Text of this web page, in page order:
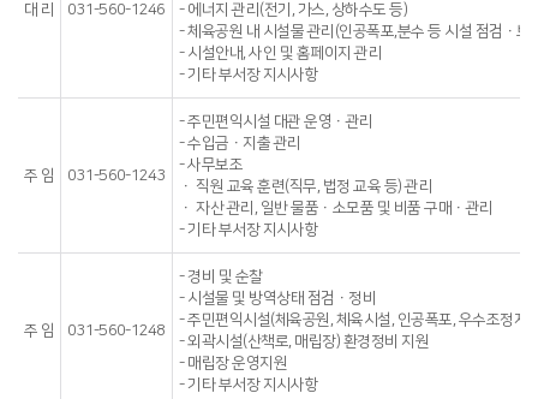
대 리 031-560-1246
- 에너지 관리(전기, 가스, 상하수도 등)
- 체육공원 내 시설물 관리(인공폭포,분수 등 시설 점검ㆍ보
- 시설안내, 사인 및 홈페이지 관리
- 기타 부서장 지시사항
주 임 031-560-1243
- 주민편익시설 대관 운영ㆍ관리
- 수입금ㆍ지출 관리
- 사무보조
ㆍ 직원 교육 훈련(직무, 법정 교육 등) 관리
ㆍ 자산 관리, 일반 물품ㆍ소모품 및 비품 구매ㆍ관리
- 기타 부서장 지시사항
주 임 031-560-1248
- 경비 및 순찰
- 시설물 및 방역상태 점검ㆍ정비
- 주민편익시설(체육공원, 체육시설, 인공폭포, 우수조정지)
- 외곽시설(산책로, 매립장) 환경정비 지원
- 매립장 운영지원
- 기타 부서장 지시사항